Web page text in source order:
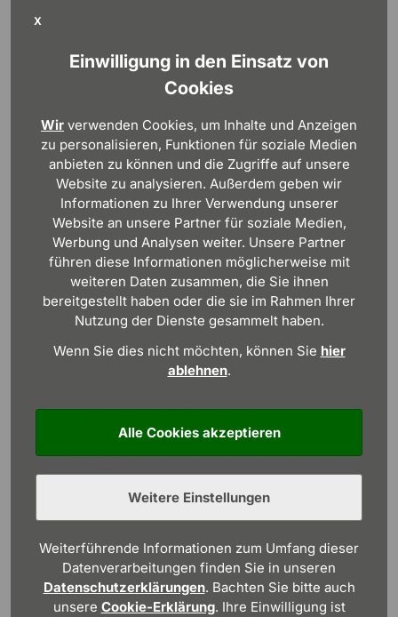
X
Einwilligung in den Einsatz von
Cookies
Wir verwenden Cookies, um Inhalte und Anzeigen
zu personalisieren, Funktionen für soziale Medien
anbieten zu können und die Zugriffe auf unsere
Website zu analysieren. Außerdem geben wir
Informationen zu Ihrer Verwendung unserer
Website an unsere Partner für soziale Medien,
Werbung und Analysen weiter. Unsere Partner
führen diese Informationen möglicherweise mit
weiteren Daten zusammen, die Sie ihnen
bereitgestellt haben oder die sie im Rahmen Ihrer
Nutzung der Dienste gesammelt haben.
Wenn Sie dies nicht möchten, können Sie hier
ablehnen.
Alle Cookies akzeptieren
Weitere Einstellungen
Weiterführende Informationen zum Umfang dieser
Datenverarbeitungen finden Sie in unseren
Datenschutzerklärungen. Bachten Sie bitte auch
unsere Cookie-Erklärung. Ihre Einwilligung ist
Veran­stal­tungen
Erleben Sie unsere spannenden
Bauherren­seminare und Veranstal­
tungen rund um das Thema Haus­bau
live vor Ort.
Home­stories
Lernen Sie unsere Baufamilien und
und lassen Sie sich von den
Erfahrungen und Ergebnissen
begeistern.